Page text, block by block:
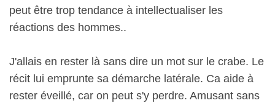
peut être trop tendance à intellectualiser les
réactions des hommes..
J'allais en rester là sans dire un mot sur le crabe. Le
récit lui emprunte sa démarche latérale. Ca aide à
rester éveillé, car on peut s'y perdre. Amusant sans